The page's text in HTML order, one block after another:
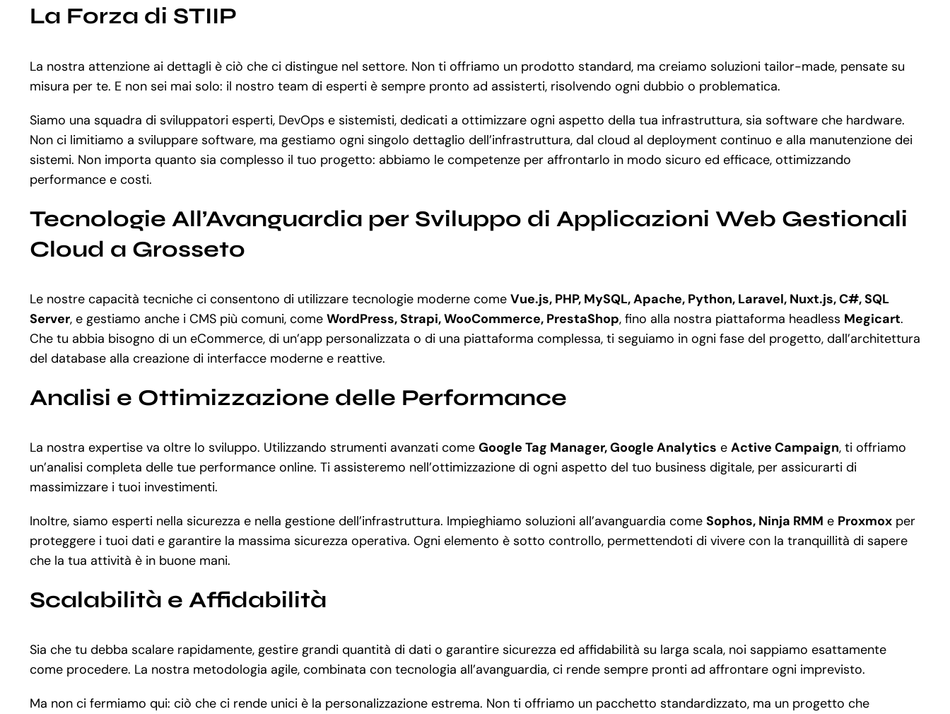
La Forza di STIIP
La nostra attenzione ai dettagli è ciò che ci distingue nel settore. Non ti offriamo un prodotto standard, ma creiamo soluzioni tailor-made, pensate su
misura per te. E non sei mai solo: il nostro team di esperti è sempre pronto ad assisterti, risolvendo ogni dubbio o problematica.
Siamo una squadra di sviluppatori esperti, DevOps e sistemisti, dedicati a ottimizzare ogni aspetto della tua infrastruttura, sia software che hardware.
Non ci limitiamo a sviluppare software, ma gestiamo ogni singolo dettaglio dell’infrastruttura, dal cloud al deployment continuo e alla manutenzione dei
sistemi. Non importa quanto sia complesso il tuo progetto: abbiamo le competenze per affrontarlo in modo sicuro ed efficace, ottimizzando
performance e costi.
Tecnologie All’Avanguardia per Sviluppo di Applicazioni Web Gestionali
Cloud a Grosseto
Le nostre capacità tecniche ci consentono di utilizzare tecnologie moderne come Vue.js, PHP, MySQL, Apache, Python, Laravel, Nuxt.js, C#, SQL
Server, e gestiamo anche i CMS più comuni, come WordPress, Strapi, WooCommerce, PrestaShop, fino alla nostra piattaforma headless Megicart.
Che tu abbia bisogno di un eCommerce, di un’app personalizzata o di una piattaforma complessa, ti seguiamo in ogni fase del progetto, dall’architettura
del database alla creazione di interfacce moderne e reattive.
Analisi e Ottimizzazione delle Performance
La nostra expertise va oltre lo sviluppo. Utilizzando strumenti avanzati come Google Tag Manager, Google Analytics e Active Campaign, ti offriamo
un’analisi completa delle tue performance online. Ti assisteremo nell’ottimizzazione di ogni aspetto del tuo business digitale, per assicurarti di
massimizzare i tuoi investimenti.
Inoltre, siamo esperti nella sicurezza e nella gestione dell’infrastruttura. Impieghiamo soluzioni all’avanguardia come Sophos, Ninja RMM e Proxmoxper
proteggere i tuoi dati e garantire la massima sicurezza operativa. Ogni elemento è sotto controllo, permettendoti di vivere con la tranquillità di sapere
che la tua attività è in buone mani.
Scalabilità e Affidabilità
Sia che tu debba scalare rapidamente, gestire grandi quantità di dati o garantire sicurezza ed affidabilità su larga scala, noi sappiamo esattamente
come procedere. La nostra metodologia agile, combinata con tecnologia all’avanguardia, ci rende sempre pronti ad affrontare ogni imprevisto.
Ma non ci fermiamo qui: ciò che ci rende unici è la personalizzazione estrema. Non ti offriamo un pacchetto standardizzato, ma un progetto che